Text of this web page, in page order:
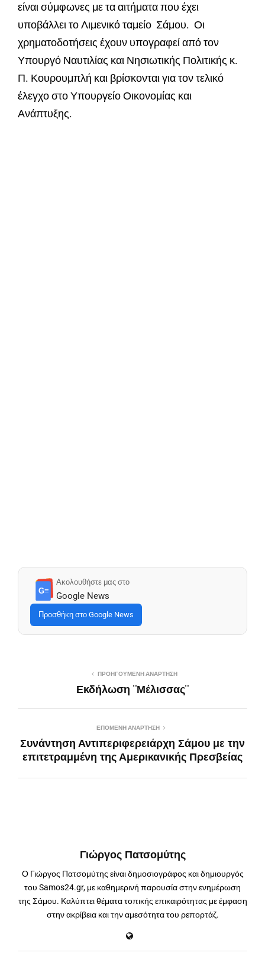
είναι σύμφωνες με τα αιτήματα που έχει
υποβάλλει το Λιμενικό ταμείο Σάμου. Οι
χρηματοδοτήσεις έχουν υπογραφεί από τον
Υπουργό Ναυτιλίας και Νησιωτικής Πολιτικής κ.
Π. Κουρουμπλή και βρίσκονται για τον τελικό
έλεγχο στο Υπουργείο Οικονομίας και
Ανάπτυξης.
G≡
Ακολουθήστε μας στο
Google News
Προσθήκη στο Google News
ΠΡΟΗΓΟΎΜΕΝΗ ΑΝΆΡΤΗΣΗ
Εκδήλωση ¨Μέλισσας¨
ΕΠΌΜΕΝΗ ΑΝΆΡΤΗΣΗ
Συνάντηση Αντιπεριφερειάρχη Σάμου με την
επιτετραμμένη της Αμερικανικής Πρεσβείας
Γιώργος Πατσομύτης
Ο Γιώργος Πατσομύτης είναι δημοσιογράφος και δημιουργός
του Samos24.gr, με καθημερινή παρουσία στην ενημέρωση
της Σάμου. Καλύπτει θέματα τοπικής επικαιρότητας με έμφαση
στην ακρίβεια και την αμεσότητα του ρεπορτάζ.